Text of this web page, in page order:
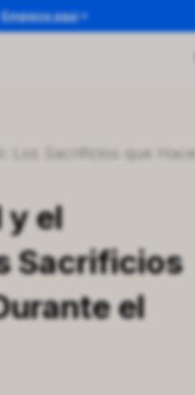
Empieza aquí
y el
Sacrificios
el